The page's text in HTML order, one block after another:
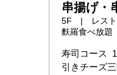
串揚げ・
5F | レスト
麩羅食べ放題
寿司コース
引きチーズ